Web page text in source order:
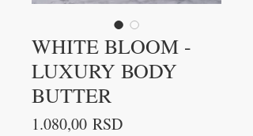
WHITE BLOOM -
LUXURY BODY
BUTTER
1.080,00 RSDPrice